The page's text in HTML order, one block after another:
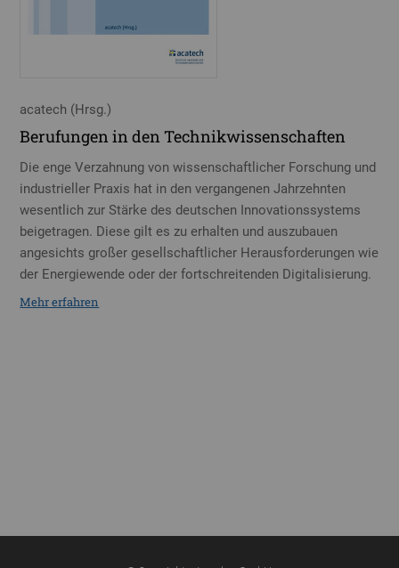
acatech (Hrsg.)
Berufungen in den Technikwissenschaften
Die enge Verzahnung von wissenschaftlicher Forschung und
industrieller Praxis hat in den vergangenen Jahrzehnten
wesentlich zur Stärke des deutschen Innovationssystems
beigetragen. Diese gilt es zu erhalten und auszubauen
angesichts großer gesellschaftlicher Herausforderungen wie
der Energiewende oder der fortschreitenden Digitalisierung.
Mehr erfahren